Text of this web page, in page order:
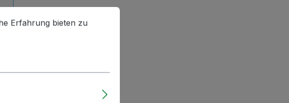
bieten zu können.
Mehr Informationen ...
Erfahrung bieten zu